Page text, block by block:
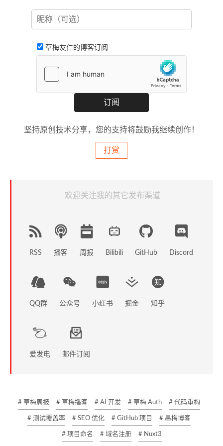
草梅友仁的博客订阅
坚持原创技术分享，您的支持将鼓励我继续创作！
打赏
欢迎关注我的其它发布渠道
RSS 播客 周报 Bilibili GitHub Discord
QQ群 公众号 小红书 掘金 知乎
爱发电 邮件订阅
# 草梅周报 # 草梅播客 # AI 开发 # 草梅 Auth # 代码重构
# 测试覆盖率 # SEO 优化 # GitHub 项目 # 墨梅博客
# 项目命名 # 域名注册 # Nuxt3